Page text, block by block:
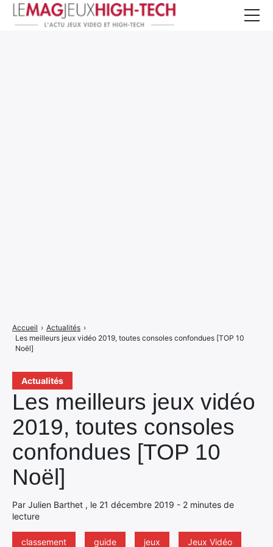
Actualités
Les meilleurs jeux vidéo
2019, toutes consoles
confondues [TOP 10
Noël]
Par Julien Barthet , le 21 décembre 2019 - 2 minutes de
lecture
classement guide jeux Jeux Vidéo
Accueil › Actualités ›
Les meilleurs jeux vidéo 2019, toutes consoles confondues [TOP 10
Noël]